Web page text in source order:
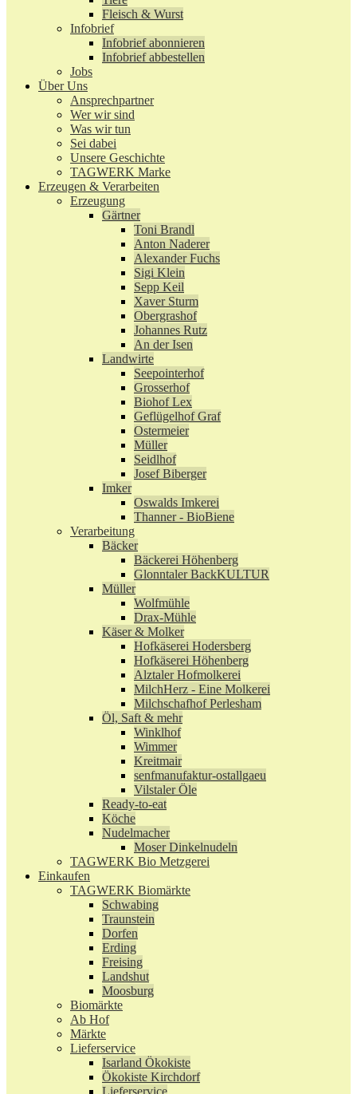
Fleisch & Wurst
Infobrief
Infobrief abonnieren
Infobrief abbestellen
Jobs
Über Uns
Ansprechpartner
Wer wir sind
Was wir tun
Sei dabei
Unsere Geschichte
TAGWERK Marke
Erzeugen & Verarbeiten
Erzeugung
Gärtner
Toni Brandl
Anton Naderer
Alexander Fuchs
Sigi Klein
Sepp Keil
Xaver Sturm
Obergrashof
Johannes Rutz
An der Isen
Landwirte
Seepointerhof
Grosserhof
Biohof Lex
Geflügelhof Graf
Ostermeier
Müller
Seidlhof
Josef Biberger
Imker
Oswalds Imkerei
Thanner - BioBiene
Verarbeitung
Bäcker
Bäckerei Höhenberg
Glonntaler BackKULTUR
Müller
Wolfmühle
Drax-Mühle
Käser & Molker
Hofkäserei Hodersberg
Hofkäserei Höhenberg
Alztaler Hofmolkerei
MilchHerz - Eine Molkerei
Milchschafhof Perlesham
Öl, Saft & mehr
Winklhof
Wimmer
Kreitmair
senfmanufaktur-ostallgaeu
Vilstaler Öle
Ready-to-eat
Köche
Nudelmacher
Moser Dinkelnudeln
TAGWERK Bio Metzgerei
Einkaufen
TAGWERK Biomärkte
Schwabing
Traunstein
Dorfen
Erding
Freising
Landshut
Moosburg
Biomärkte
Ab Hof
Märkte
Lieferservice
Isarland Ökokiste
Ökokiste Kirchdorf
Lieferservice